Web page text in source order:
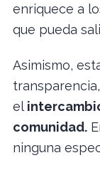
enriquece a
que pueda
Asimismo,
el
comunidad.
ninguna